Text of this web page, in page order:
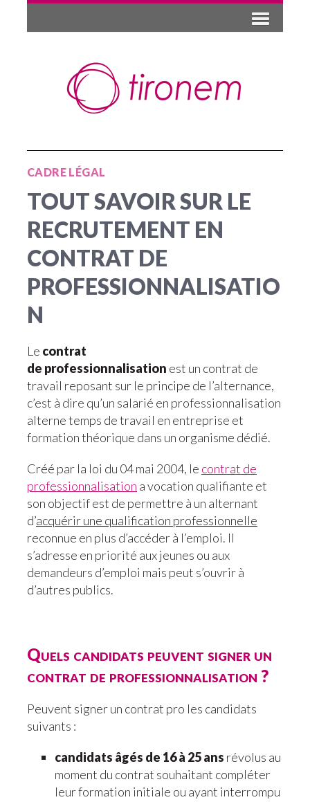
CADRE LÉGAL
TOUT SAVOIR SUR LE
RECRUTEMENT EN
CONTRAT DE
PROFESSIONNALISATIO
N
Le contrat
de professionnalisation est un contrat de
travail reposant sur le principe de l’alternance,
c’est à dire qu’un salarié en professionnalisation
alterne temps de travail en entreprise et
formation théorique dans un organisme dédié.
Créé par la loi du 04 mai 2004, le contrat de
professionnalisation a vocation qualifiante et
son objectif est de permettre à un alternant
d’acquérir une qualification professionnelle
reconnue en plus d’accéder à l’emploi. Il
s’adresse en priorité aux jeunes ou aux
demandeurs d’emploi mais peut s’ouvrir à
d’autres publics.
Quels candidats peuvent signer un
contrat de professionnalisation ?
Peuvent signer un contrat pro les candidats
suivants :
candidats âgés de 16 à 25 ans révolus au
moment du contrat souhaitant compléter
leur formation initiale ou ayant interrompu